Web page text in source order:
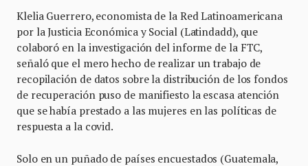
Klelia Guerrero, economista de la Red Latinoamericana
por la Justicia Económica y Social (Latindadd), que
colaboró en la investigación del informe de la FTC,
señaló que el mero hecho de realizar un trabajo de
recopilación de datos sobre la distribución de los fondos
de recuperación puso de manifiesto la escasa atención
que se había prestado a las mujeres en las políticas de
respuesta a la covid.
Solo en un puñado de países encuestados (Guatemala,